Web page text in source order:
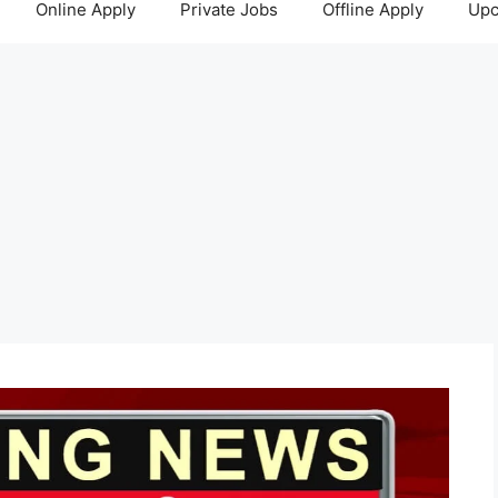
Online Apply Private Jobs Offline Apply